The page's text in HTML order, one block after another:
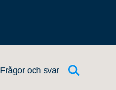
Frågor och svar